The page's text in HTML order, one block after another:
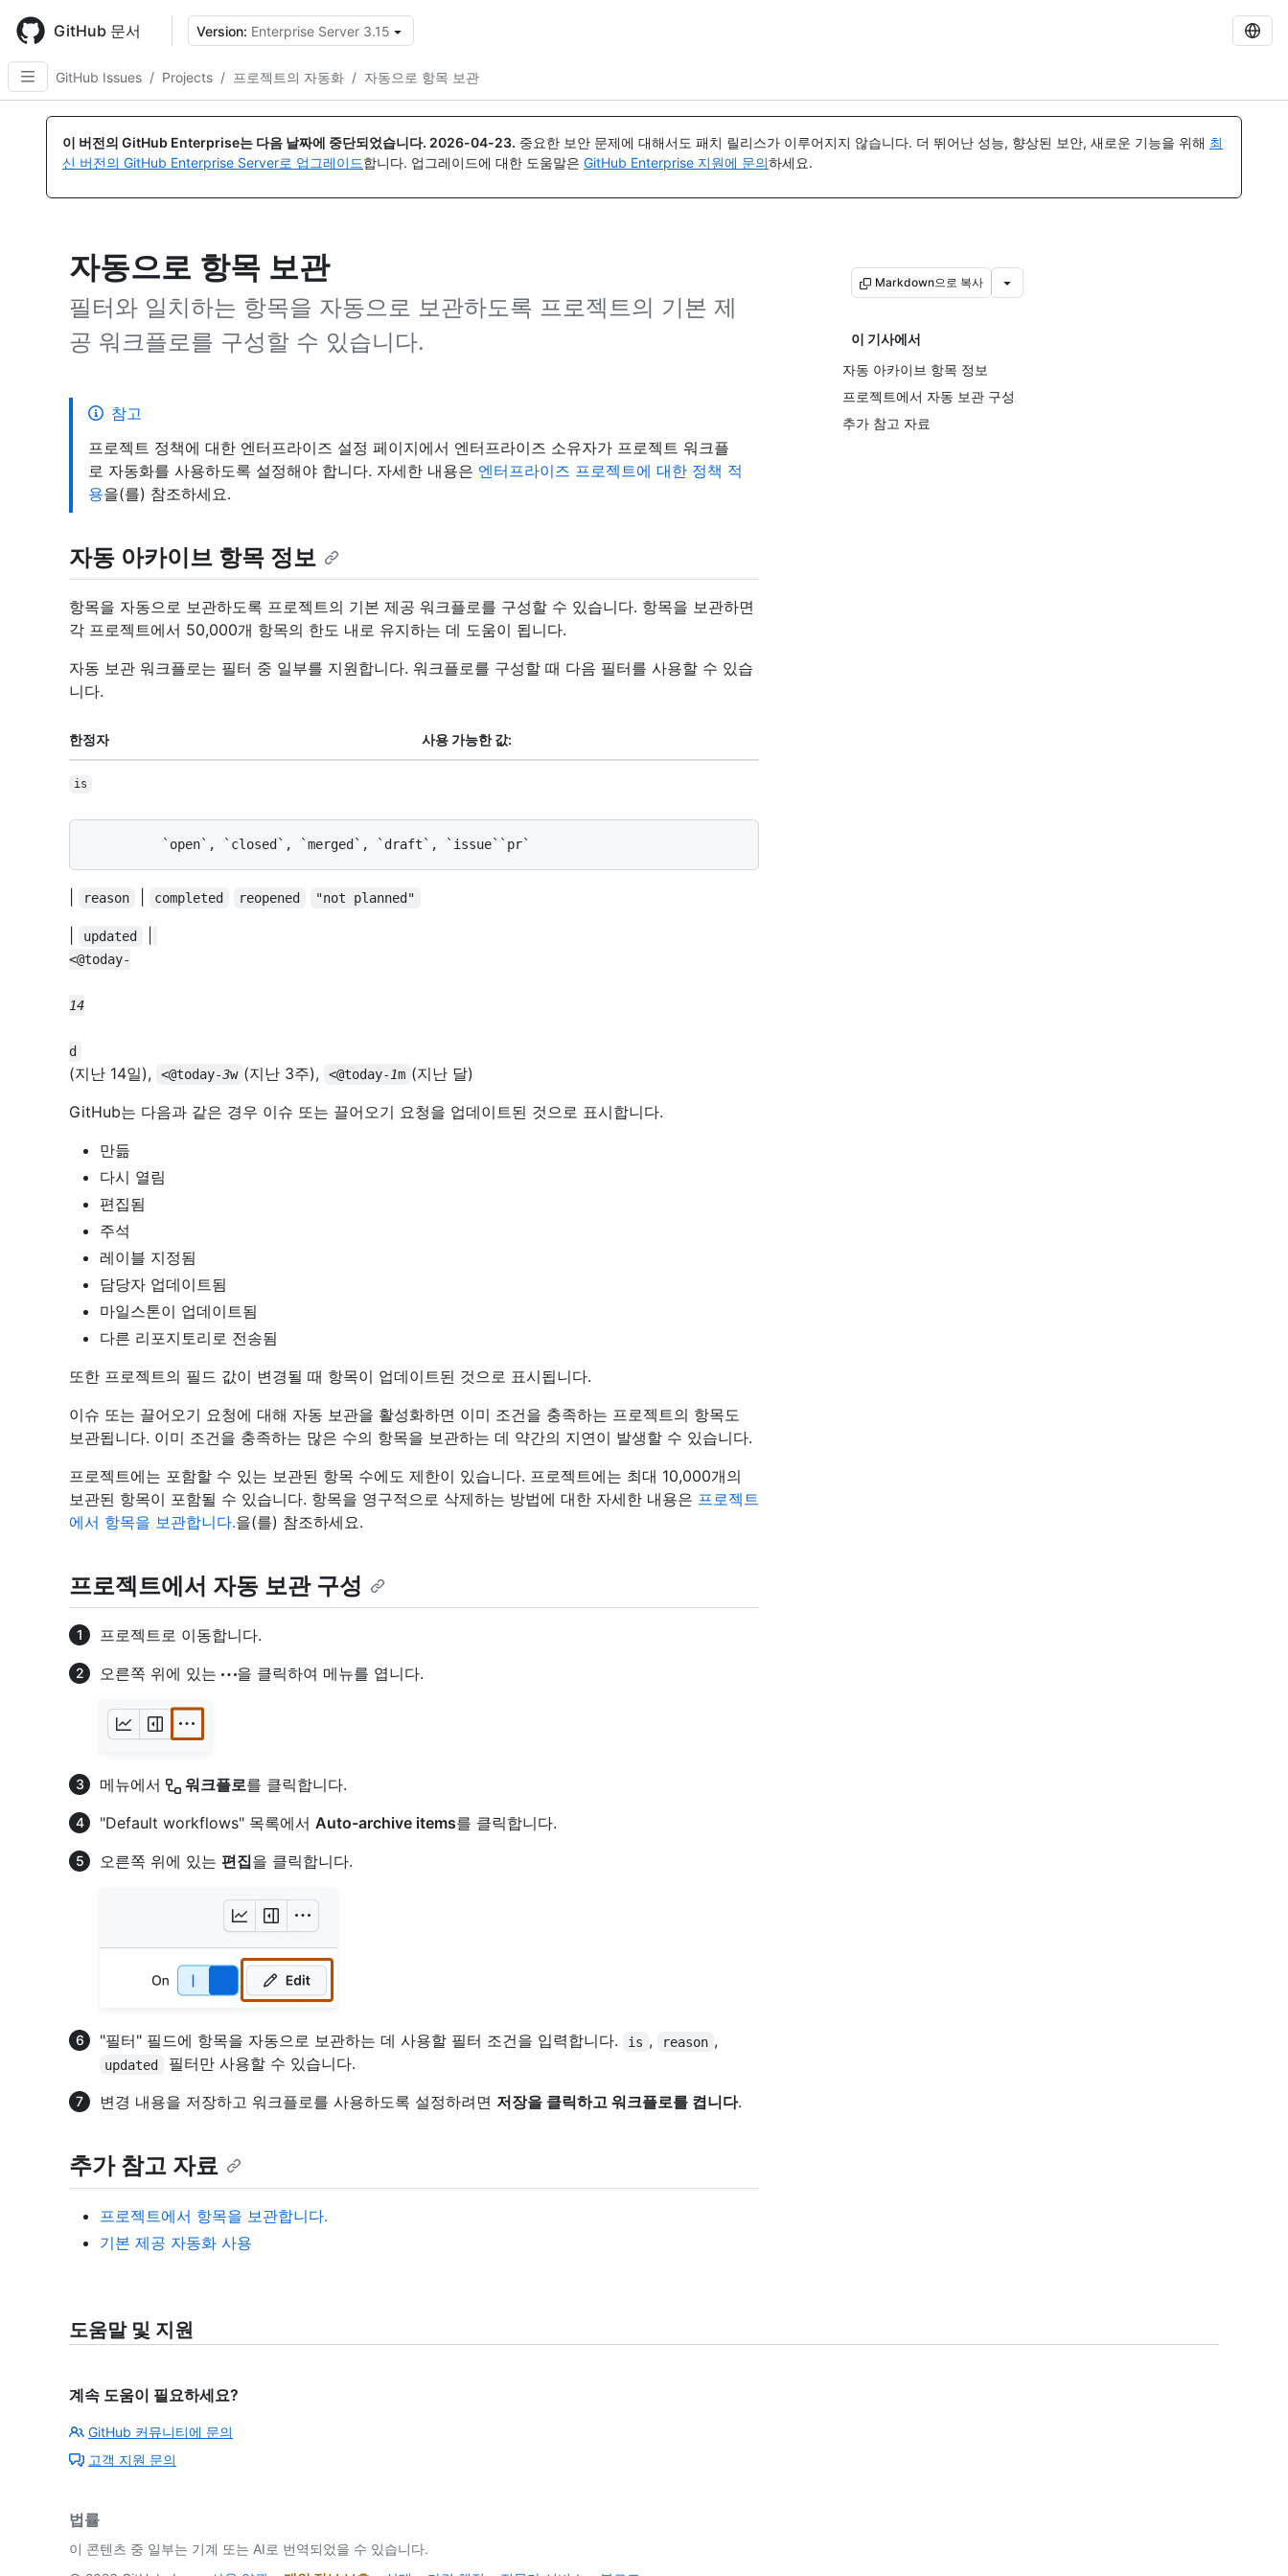
main
content
GitHub 문서 Version: Enterprise Server 3.15
GitHub Issues / Projects / 프로젝트의 자동화 / 자동으로 항목 보관
이 버전의 GitHub Enterprise는 다음 날짜에 중단되었습니다. 2026-04-23. 중요한 보안 문제에 대해서도 패치 릴리스가 이루어지지 않습니다. 더 뛰어난 성능, 향상된 보안, 새로운 기능을 위해 최
신 버전의 GitHub Enterprise Server로 업그레이드합니다. 업그레이드에 대한 도움말은 GitHub Enterprise 지원에 문의하세요.
자동으로 항목 보관
필터와 일치하는 항목을 자동으로 보관하도록 프로젝트의 기본 제
공 워크플로를 구성할 수 있습니다.
Markdown으로 복사
이 기사에서
자동 아카이브 항목 정보
프로젝트에서 자동 보관 구성
추가 참고 자료
참고
프로젝트 정책에 대한 엔터프라이즈 설정 페이지에서 엔터프라이즈 소유자가 프로젝트 워크플
로 자동화를 사용하도록 설정해야 합니다. 자세한 내용은 엔터프라이즈 프로젝트에 대한 정책 적
용을(를) 참조하세요.
자동 아카이브 항목 정보
항목을 자동으로 보관하도록 프로젝트의 기본 제공 워크플로를 구성할 수 있습니다. 항목을 보관하면
각 프로젝트에서 50,000개 항목의 한도 내로 유지하는 데 도움이 됩니다.
자동 보관 워크플로는 필터 중 일부를 지원합니다. 워크플로를 구성할 때 다음 필터를 사용할 수 있습
니다.
한정자 사용 가능한 값:
is
reason completed reopened "not planned"
updated
(지난 14일), <@today-3w (지난 3주), <@today- 1m (지난 달)
GitHub는 다음과 같은 경우 이슈 또는 끌어오기 요청을 업데이트된 것으로 표시합니다.
만듦
다시 열림
편집됨
주석
레이블 지정됨
담당자 업데이트됨
마일스톤이 업데이트됨
다른 리포지토리로 전송됨
또한 프로젝트의 필드 값이 변경될 때 항목이 업데이트된 것으로 표시됩니다.
이슈 또는 끌어오기 요청에 대해 자동 보관을 활성화하면 이미 조건을 충족하는 프로젝트의 항목도
보관됩니다. 이미 조건을 충족하는 많은 수의 항목을 보관하는 데 약간의 지연이 발생할 수 있습니다.
프로젝트에는 포함할 수 있는 보관된 항목 수에도 제한이 있습니다. 프로젝트에는 최대 10,000개의
보관된 항목이 포함될 수 있습니다. 항목을 영구적으로 삭제하는 방법에 대한 자세한 내용은 프로젝트
에서 항목을 보관합니다.을(를) 참조하세요.
프로젝트에서 자동 보관 구성
프로젝트로 이동합니다.
오른쪽 위에 있는
을 클릭하여 메뉴를 엽니다.
메뉴에서 워크플로를 클릭합니다.
"Default workflows" 목록에서 Auto-archive items를 클릭합니다.
오른쪽 위에 있는 편집을 클릭합니다.
"필터" 필드에 항목을 자동으로 보관하는 데 사용할 필터 조건을 입력합니다. is , reason ,
updated
필터만 사용할 수 있습니다.
변경 내용을 저장하고 워크플로를 사용하도록 설정하려면 저장을 클릭하고 워크플로를 켭니다.
추가 참고 자료
프로젝트에서 항목을 보관합니다.
기본 제공 자동화 사용
도움말 및 지원
계속 도움이 필요하세요?
GitHub 커뮤니티에 문의
고객 지원 문의
법률
이 콘텐츠 중 일부는 기계 또는 AI로 번역되었을 수 있습니다.